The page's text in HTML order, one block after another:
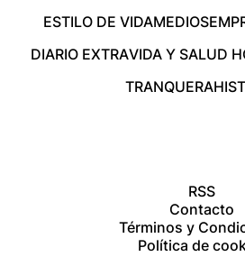
ESTILO DE VIDAMEDIOS
DIARIO EXTRAVIDA Y SALUD
TRANQUERA
RSS
Contacto
Términos y
Política de